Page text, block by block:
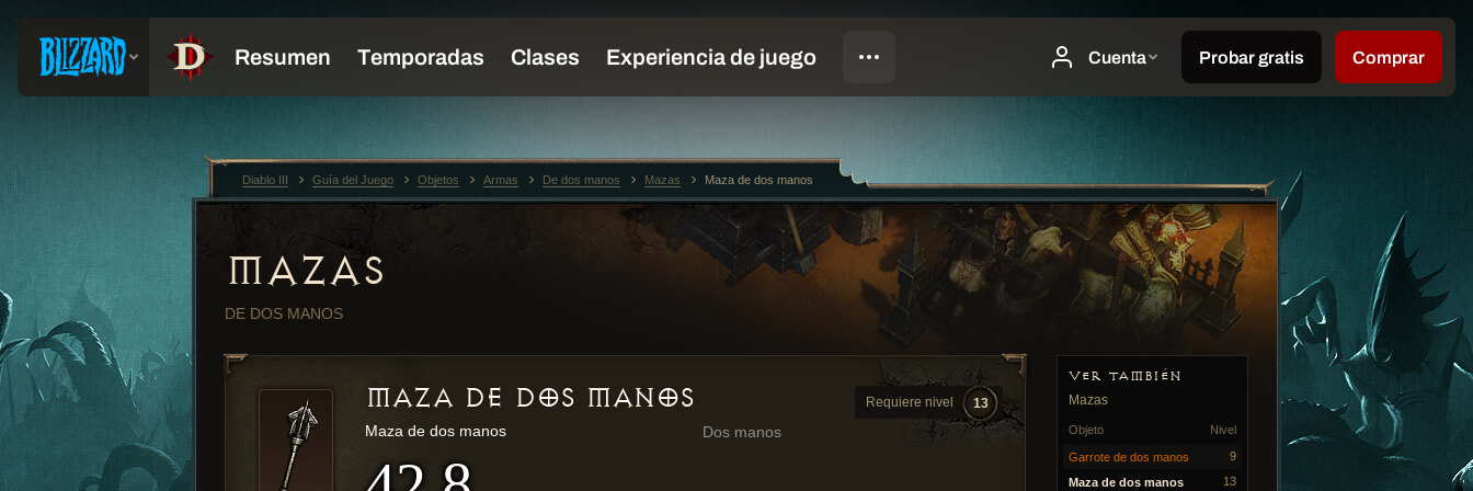
MAZAS
DE DOS MANOS
VER TAMBIÉN
Mazas
Nivel
Objeto
Garrote de dos manos 9
Maza de dos manos 13
Requiere nivel 13
MAZA DE DOS MANOS
Dos manos
Maza de dos manos
Diablo III Guía del Juego Objetos Armas De dos manos Mazas Maza de dos manos